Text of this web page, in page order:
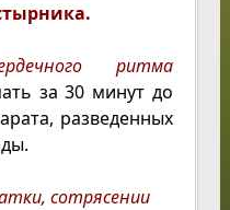
ритма
за 30 минут до
разведенных
сотрясении